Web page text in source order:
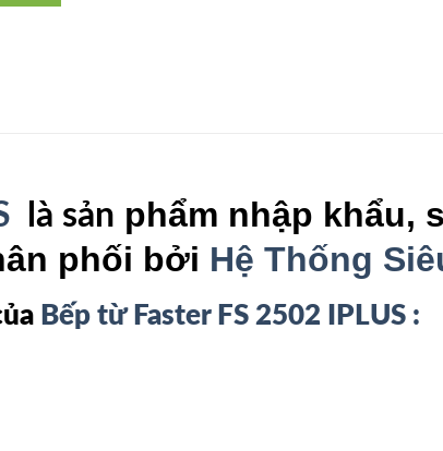
là sản phẩm nhập khẩu,
phối bởi Hệ Thống
Bếp từ Faster FS 2502 IPLUS :